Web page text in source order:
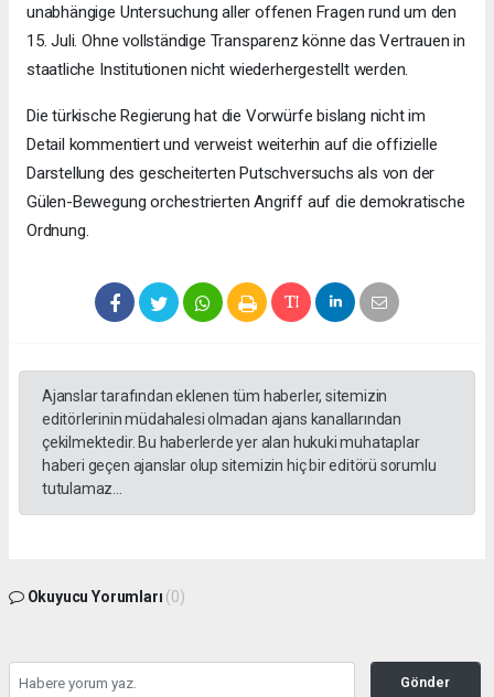
unabhängige Untersuchung aller offenen Fragen rund um den
15. Juli. Ohne vollständige Transparenz könne das Vertrauen in
staatliche Institutionen nicht wiederhergestellt werden.
Die türkische Regierung hat die Vorwürfe bislang nicht im
Detail kommentiert und verweist weiterhin auf die offizielle
Darstellung des gescheiterten Putschversuchs als von der
Gülen-Bewegung orchestrierten Angriff auf die demokratische
Ordnung.
Ajanslar tarafından eklenen tüm haberler, sitemizin
editörlerinin müdahalesi olmadan ajans kanallarından
çekilmektedir. Bu haberlerde yer alan hukuki muhataplar
haberi geçen ajanslar olup sitemizin hiç bir editörü sorumlu
tutulamaz...
Okuyucu Yorumları (0)
Gönder